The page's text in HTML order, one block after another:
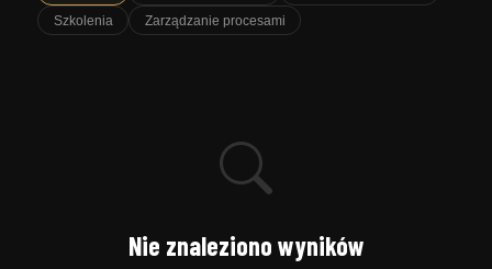
Szkolenia
Zarządzanie procesami
Nie znaleziono wyników